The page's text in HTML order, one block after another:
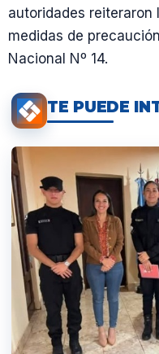
autoridades reiteraron
medidas de
Nacional Nº 14.
TE PUEDE